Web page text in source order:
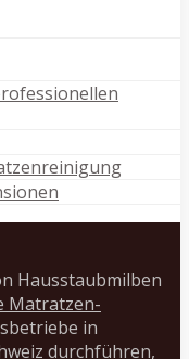
Hausstaubmilben
Matratzen-
in
durchführen,